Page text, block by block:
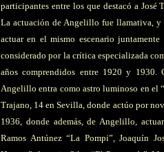
participantes entre los que destacó a
La actuación de Angelillo fue llamativa, y
actuar en el mismo escenario
considerado por la crítica especializada
años comprendidos entre 1920 y 1930.
Angelillo entra como astro luminoso en el
Trajano, 14 en Sevilla, donde actúo por
1936, donde además, de Angelillo,
Ramos Antúnez “La Pompi”, Joaquín